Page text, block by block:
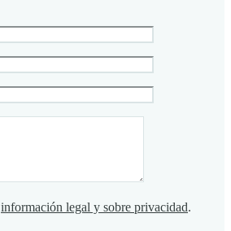
información legal y sobre privacidad.